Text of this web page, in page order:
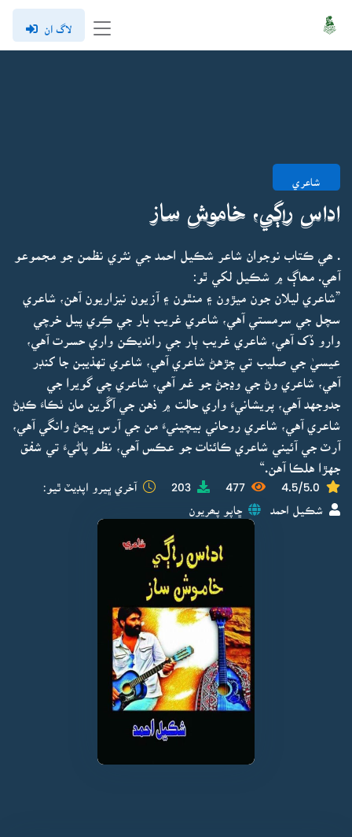
لاگ ان
شاعري
اداس راڳي، خاموش ساز
. ھي ڪتاب نوجوان شاعر شڪيل احمد جي نثري نظمن جو مجموعو
آھي. مھاڳ ۾ شڪيل لکي ٿو:
”شاعري ليلان جون ميڙون ۽ منٿون ۽ آزيون نيزاريون آهن، شاعري
سچل جي سرمستي آهي، شاعري غريب بار جي ڪِري پيل خرچي
وارو ڏک آهي، شاعري غريب ٻار جي رانديڪن واري حسرت آهي،
عيسيٰ جي صليب تي چڙهڻ شاعري آهي، شاعري تهذيبن جا کنڊر
آهي، شاعري وڻ جي وڍجڻ جو غم آهي، شاعري چي گويرا جي
جدوجهد آهي، پريشانيءَ واري حالت ۾ ذهن جي آڱرين مان ٺڪاءَ ڪڍڻ
شاعري آهي، شاعري روحاني بيچينيءَ من جي آرس ڀڃڻ وانگي آهي،
آرٽ جي آئيني شاعري ڪائنات جو عڪس آهي، نظم پاڻيءَ تي شفق
جهڙا هلڪا آهن.“
4.5/5.0
477
203 آخري ڀيرو اپڊيٽ ٿيو:
شڪيل احمد ڇاپو پھريون